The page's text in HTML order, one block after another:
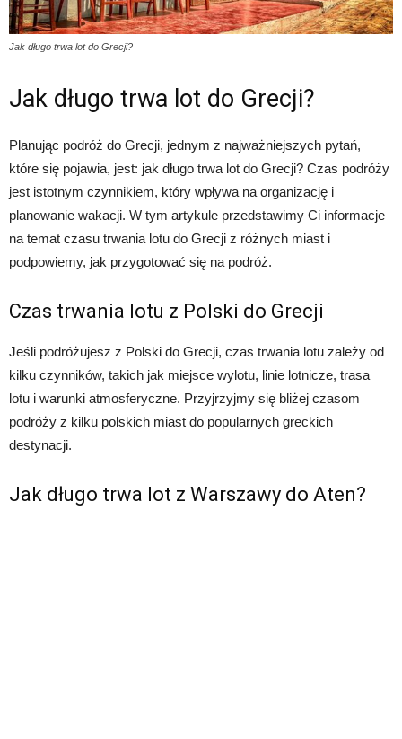
Jak długo trwa lot do Grecji?
Jak długo trwa lot do Grecji?
Planując podróż do Grecji, jednym z najważniejszych pytań,
które się pojawia, jest: jak długo trwa lot do Grecji? Czas podróży
jest istotnym czynnikiem, który wpływa na organizację i
planowanie wakacji. W tym artykule przedstawimy Ci informacje
na temat czasu trwania lotu do Grecji z różnych miast i
podpowiemy, jak przygotować się na podróż.
Czas trwania lotu z Polski do Grecji
Jeśli podróżujesz z Polski do Grecji, czas trwania lotu zależy od
kilku czynników, takich jak miejsce wylotu, linie lotnicze, trasa
lotu i warunki atmosferyczne. Przyjrzyjmy się bliżej czasom
podróży z kilku polskich miast do popularnych greckich
destynacji.
Jak długo trwa lot z Warszawy do Aten?